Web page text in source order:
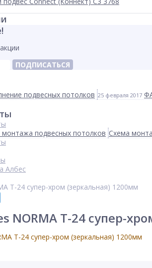
ПОДПИСАТЬСЯ
подвесных потолков 25 февраля 2017
монтажа подвесных потолков Схема
Албес
Т-24 супер-хром (зеркальная) 1200мм
NORMA Т-24 супер-